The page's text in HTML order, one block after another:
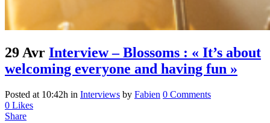
29 Avr Interview – Blossoms : « It’s about
welcoming everyone and having fun »
Posted at 10:42h in Interviews by Fabien 0 Comments
0 Likes
Share